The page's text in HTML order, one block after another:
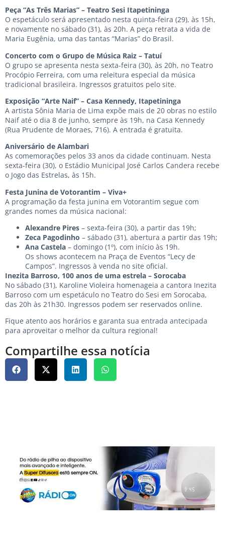
Peça “As Três Marias” – Teatro Sesi Itapetininga
O espetáculo será apresentado nesta quinta-feira (29), às 15h,
e novamente no sábado (31), às 20h. A peça retrata a vida de
Maria Eugênia, uma das tantas “Marias” do Brasil.
Concerto com o Grupo de Música Raiz – Tatuí
O grupo se apresenta nesta sexta-feira (30), às 20h, no Teatro
Procópio Ferreira, com uma releitura especial da música
tradicional brasileira. Ingressos gratuitos pelo site.
Exposição “Arte Naif” – Casa Kennedy, Itapetininga
A artista Sônia Maria de Lima expõe mais de 20 obras no estilo
Naif até o dia 8 de junho, sempre às 19h, na Casa Kennedy
(Rua Prudente de Moraes, 716). A entrada é gratuita.
Aniversário de Alambari
As comemorações pelos 33 anos da cidade continuam. Nesta
sexta-feira (30), o Estádio Municipal José Carlos Candera recebe
o Jogo das Estrelas, às 15h.
Festa Junina de Votorantim – Viva+
A programação da festa junina em Votorantim segue com
grandes nomes da música nacional:
Alexandre Pires – sexta-feira (30), a partir das 19h;
Zeca Pagodinho – sábado (31), abertura a partir das 19h;
Ana Castela – domingo (1º), com início às 19h.
Os shows acontecem na Praça de Eventos “Lecy de
Campos”. Ingressos à venda no site oficial.
Inezita Barroso, 100 anos de uma estrela – Sorocaba
No sábado (31), Karoline Violeira homenageia a cantora Inezita
Barroso com um espetáculo no Teatro do Sesi em Sorocaba,
das 20h às 21h30. Ingressos podem ser reservados online.
Fique atento aos horários e garanta sua entrada antecipada
para aproveitar o melhor da cultura regional!
Compartilhe essa notícia